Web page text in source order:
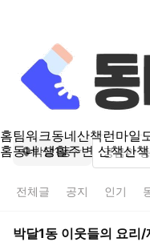
홈팀워크동네산책런마일
홈동네 생활주변 산책산
박달1동
전체글 공지 인기
박달1동 이웃들의 요리/